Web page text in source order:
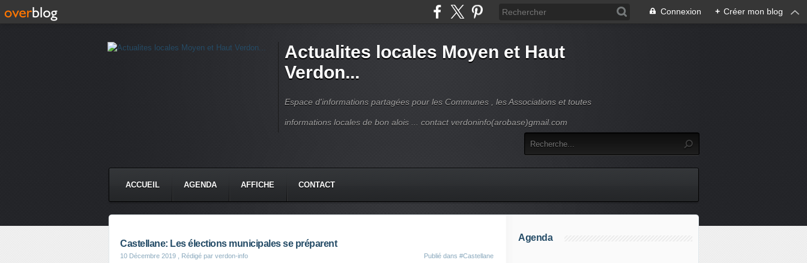
Connexion + Créer mon blog
Actualites locales Moyen et Haut
Verdon...
Espace d'informations partagées pour les Communes , les Associations et toutes
informations locales de bon alois ... contact verdoninfo(arobase)gmail.com
ACCUEIL AGENDA AFFICHE CONTACT
Castellane: Les élections municipales se préparent
10 Décembre 2019 , Rédigé par verdon-info Publié dans #Castellane
Agenda